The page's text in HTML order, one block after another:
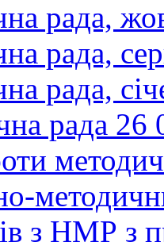
рада,
рада,
рада,
рада 26
з НМР з